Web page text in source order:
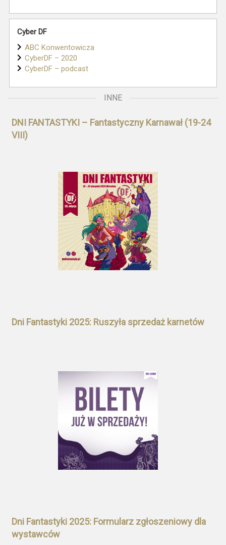
Cyber DF
ABC Konwentowicza
CyberDF – 2020
CyberDF – podcast
INNE
DNI FANTASTYKI – Fantastyczny Karnawał (19-24
VIII)
Dni Fantastyki 2025: Ruszyła sprzedaż karnetów
Dni Fantastyki 2025: Formularz zgłoszeniowy dla
wystawców